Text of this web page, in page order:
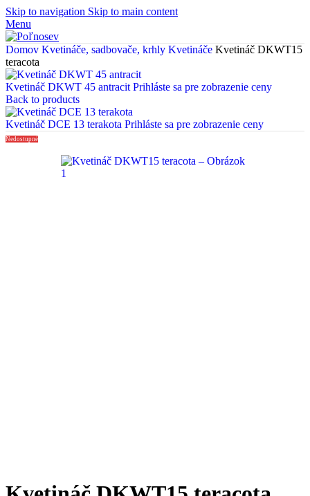
Skip to navigation Skip to main content
Menu
Domov Kvetináče, sadbovače, krhly Kvetináče Kvetináč DKWT15
teracota
Kvetináč DKWT 45 antracit Prihláste sa pre zobrazenie ceny
Back to products
Kvetináč DCE 13 terakota Prihláste sa pre zobrazenie ceny
Nedostupné